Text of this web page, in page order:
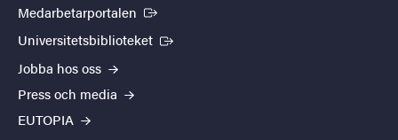
Medarbetarportalen (Extern länk)
Universitetsbiblioteket (Extern länk)
Jobba hos oss
Press och media
EUTOPIA